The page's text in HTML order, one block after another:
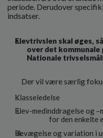
periode. Derudover
indsatser.
Elevtrivslen skal øges,
over det kommunale
Nationale
Der vil være særlig
Klasseledelse
Elev-medinddragelse og
for den enkelte
Bevægelse og variation i